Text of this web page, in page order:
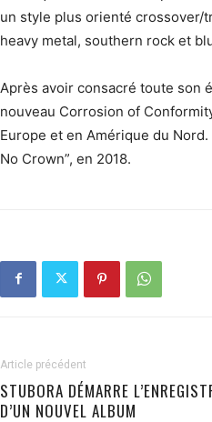
un style plus orienté crossover/
heavy metal, southern rock et
Après avoir consacré toute son
nouveau Corrosion of
Europe et en Amérique du
No Crown”, en 2018.
Article précédent
STUBORA DÉMARRE
D’UN NOUVEL ALBUM